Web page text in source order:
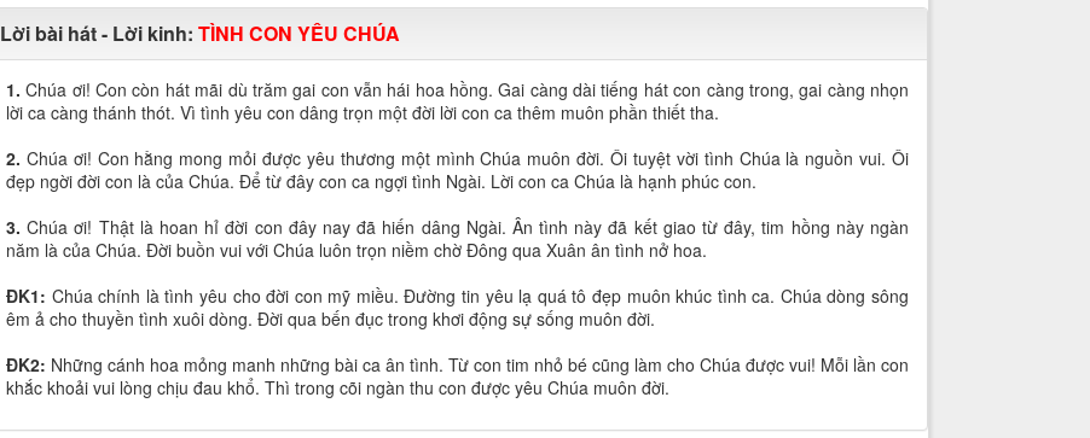
Lời bài hát - Lời kinh: TÌNH CON YÊU CHÚA
1. Chúa ơi! Con còn hát mãi dù trăm gai con vẫn hái hoa hồng. Gai càng dài tiếng hát con càng trong, gai càng nhọn
lời ca càng thánh thót. Vì tình yêu con dâng trọn một đời lời con ca thêm muôn phần thiết tha.
2. Chúa ơi! Con hằng mong mỏi được yêu thương một mình Chúa muôn đời. Ôi tuyệt vời tình Chúa là nguồn vui. Ôi
đẹp ngời đời con là của Chúa. Để từ đây con ca ngợi tình Ngài. Lời con ca Chúa là hạnh phúc con.
3. Chúa ơi! Thật là hoan hỉ đời con đây nay đã hiến dâng Ngài. Ân tình này đã kết giao từ đây, tim hồng này ngàn
năm là của Chúa. Đời buồn vui với Chúa luôn trọn niềm chờ Đông qua Xuân ân tình nở hoa.
ĐK1: Chúa chính là tình yêu cho đời con mỹ miều. Đường tin yêu lạ quá tô đẹp muôn khúc tình ca. Chúa dòng sông
êm ả cho thuyền tình xuôi dòng. Đời qua bến đục trong khơi động sự sống muôn đời.
ĐK2: Những cánh hoa mỏng manh những bài ca ân tình. Từ con tim nhỏ bé cũng làm cho Chúa được vui! Mỗi lần con
khắc khoải vui lòng chịu đau khổ. Thì trong cõi ngàn thu con được yêu Chúa muôn đời.